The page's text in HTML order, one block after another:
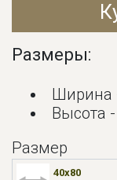
Размеры:
Ширина
Высота
Размер
40x80